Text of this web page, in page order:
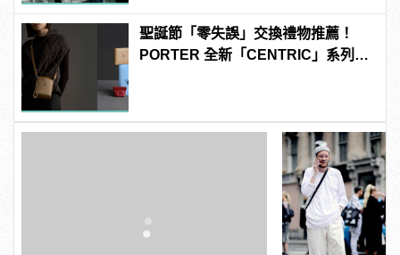
聖誕節「零失誤」交換禮物推薦！
PORTER 全新「CENTRIC」系列包